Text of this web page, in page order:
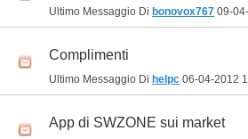
Ultimo Messaggio Di bonovox767 09-
Complimenti
Ultimo Messaggio Di helpc 06-04-2012
App di SWZONE sui market